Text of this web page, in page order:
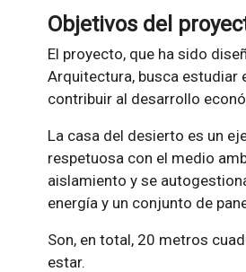
Objetivos del
El proyecto, que ha sido
Arquitectura, busca estudiar
contribuir al desarrollo
La casa del desierto es un
respetuosa con el medio
aislamiento y se
energía y un conjunto de
Son, en total, 20 metros
estar.